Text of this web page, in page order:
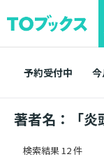
予約受付中
著者名：「炎
検索結果 12 件